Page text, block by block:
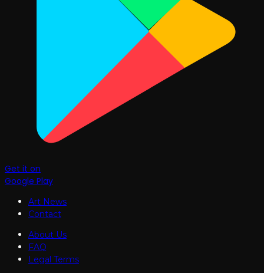
Get it on
Google Play
Art News
Contact
About Us
FAQ
Legal Terms